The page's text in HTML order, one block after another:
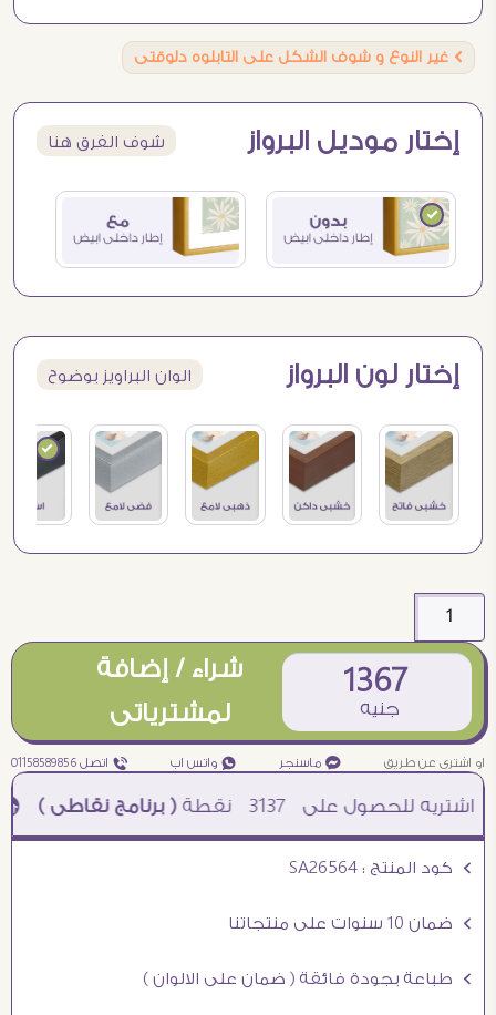
Ö غير النوع و شوف الشكل على التابلوه دلوقتى
إختار موديل البرواز شوف الفرق هنا
إختار لون البرواز الوان البراويز بوضوح
1367
جنيه
شراء / إضافة
لمشترياتى
او اشترى عن طريق ¥ ماسنجر ₧ واتس اب ƒ اتصل 01158589856
3137 نقطة( برنامج نقاطى )à خصم 5% للعملاء الجدد à شحن مجانى عند الشراء ب 4000 جنيه à
Ö كود المنتج : SA26564
Ö ضمان 10 سنوات على منتجاتنا
Ö طباعة بجودة فائقة ( ضمان على الالوان )